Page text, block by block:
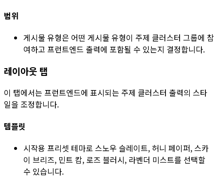
범위
게시물 유형은 어떤 게시물 유형이 주제 클러스터 그룹에 참
여하고 프런트엔드 출력에 포함될 수 있는지 결정합니다.
레이아웃 탭
이 탭에서는 프런트엔드에 표시되는 주제 클러스터 출력의 스타
일을 조정합니다.
템플릿
시작용 프리셋 테마로 스노우 슬레이트, 허니 페이퍼,스카
이 브리즈, 민트 캄, 로즈 블러시, 라벤더 미스트를 선택할
수 있습니다.